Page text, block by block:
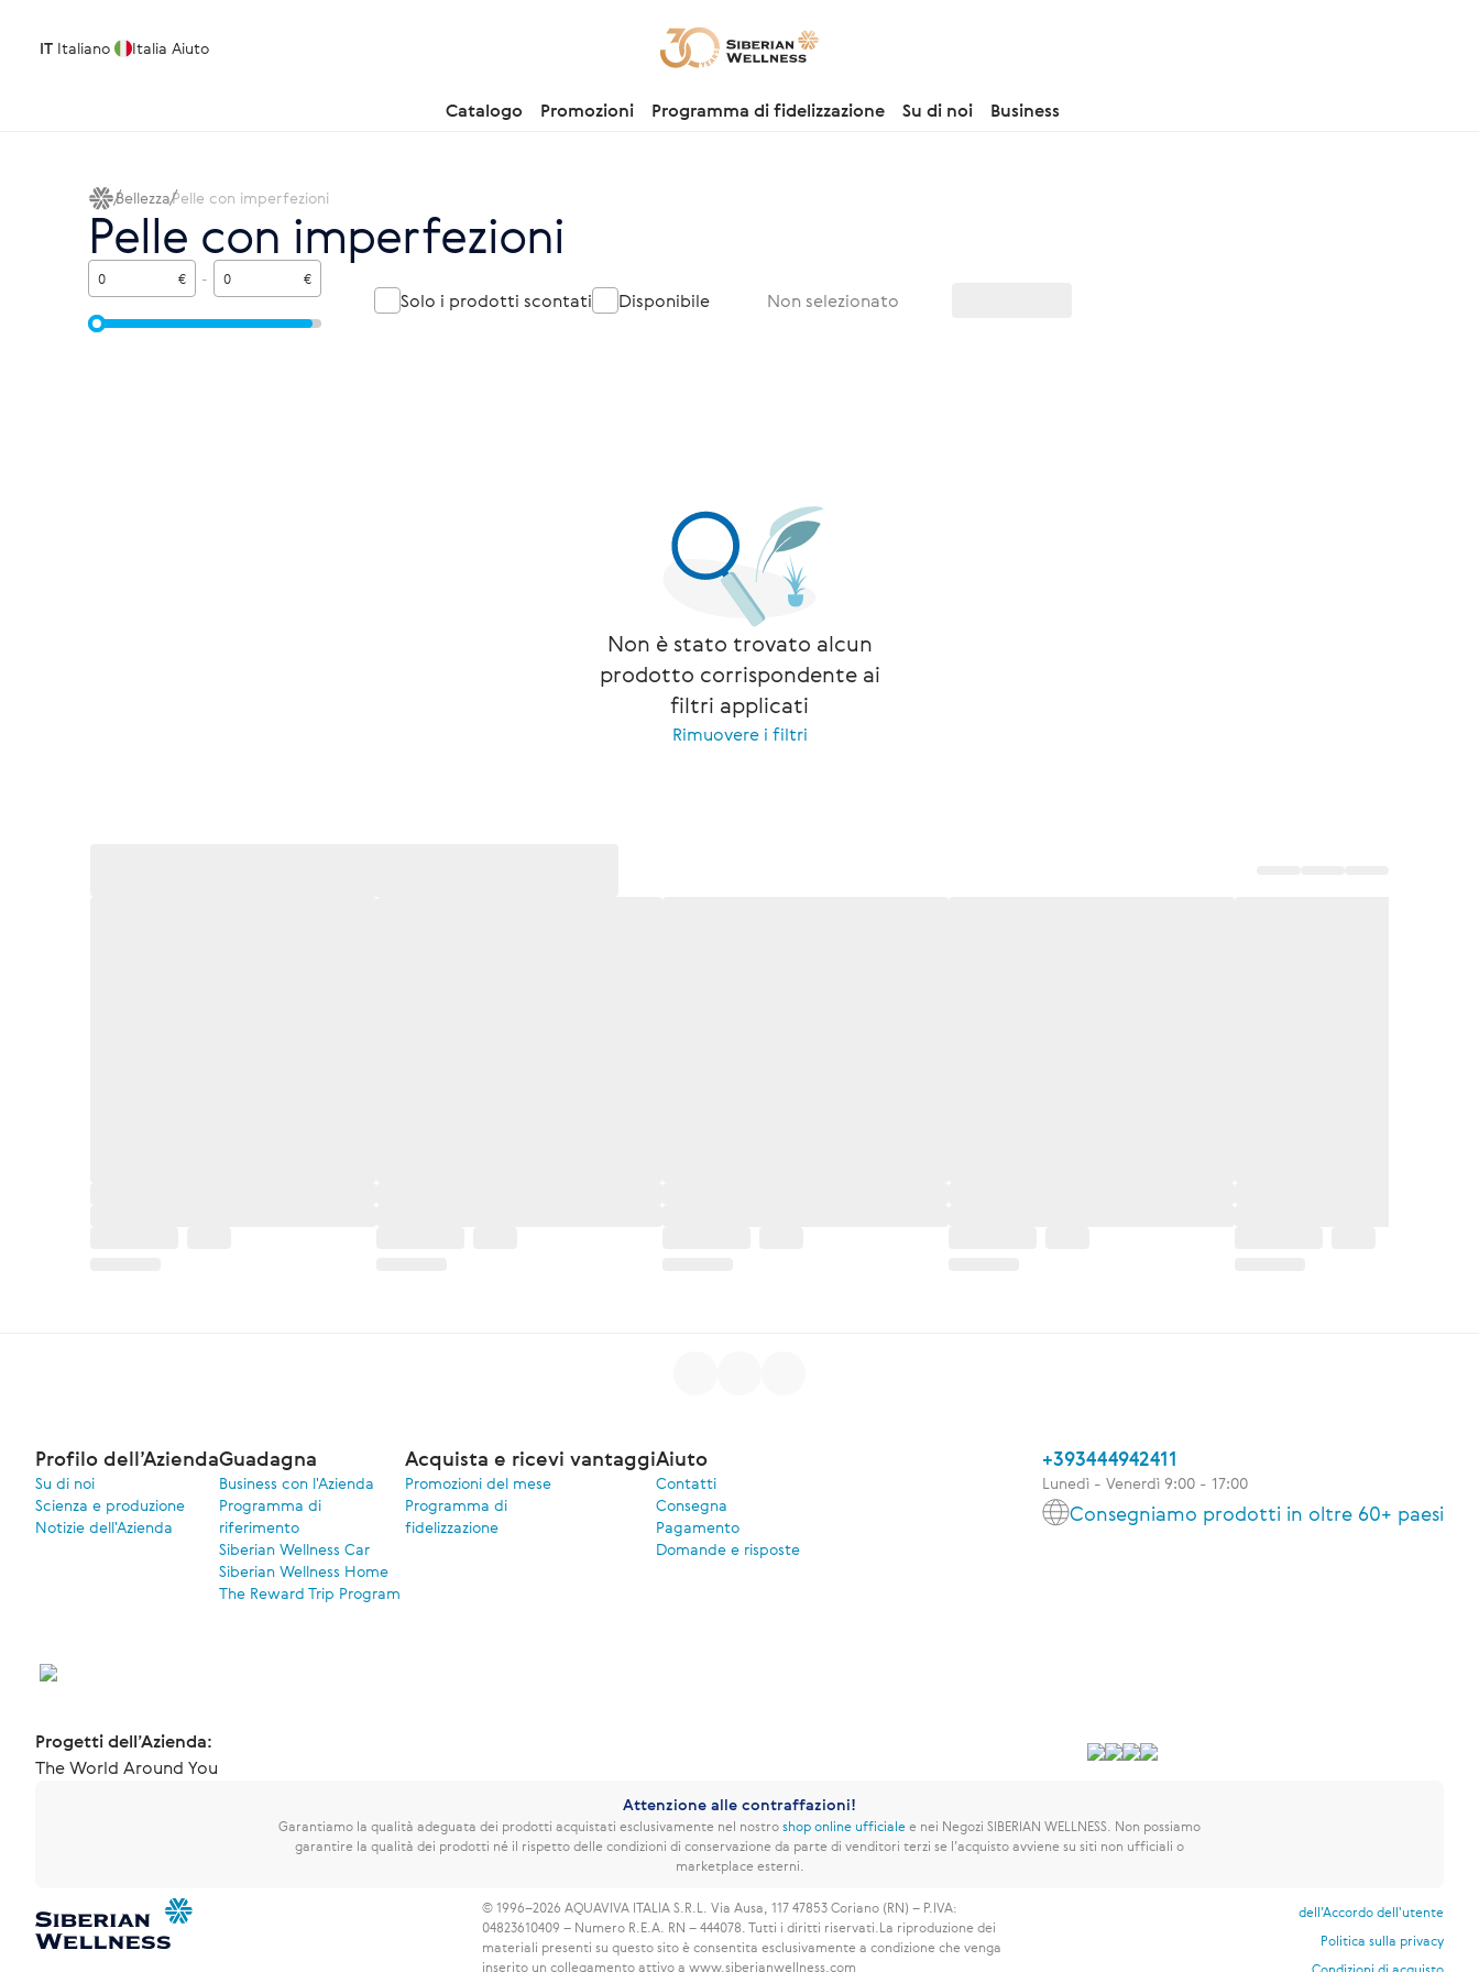
IT Italiano Italia Aiuto
Catalogo Promozioni Programma di fidelizzazione Su di noi Business
BellezzaPelle con imperfezioni
Pelle con imperfezioni
Non selezionato
€ - €
Solo i prodotti scontati Disponibile
Non è stato trovato alcun
prodotto corrispondente ai
filtri applicati
Rimuovere i filtri
Profilo dell’Azienda
Su di noi
Scienza e produzione
Notizie dell'Azienda
Guadagna
Business con l'Azienda
Programma di
riferimento
Siberian Wellness Car
Siberian Wellness Home
The Reward Trip Program
Acquista e ricevi vantaggi
Promozioni del mese
Programma di
fidelizzazione
Aiuto
Contatti
Consegna
Pagamento
Domande e risposte
+393444942411
Lunedì - Venerdì 9:00 - 17:00
Consegniamo prodotti in oltre 60+ paesi
Progetti dell’Azienda:
The World Around You
Attenzione alle contraffazioni!
Garantiamo la qualità adeguata dei prodotti acquistati esclusivamente nel nostroshop online ufficialee nei Negozi SIBERIAN WELLNESS. Non possiamo
garantire la qualità dei prodotti né il rispetto delle condizioni di conservazione da parte di venditori terzi se l’acquisto avviene su siti non ufficiali o
marketplace esterni.
© 1996–2026 AQUAVIVA ITALIA S.R.L. Via Ausa, 117 47853 Coriano (RN) – P.IVA:
04823610409 – Numero R.E.A. RN – 444078. Tutti i diritti riservati. La riproduzione dei
materiali presenti su questo sito è consentita esclusivamente a condizione che venga
inserito un collegamento attivo a www.siberianwellness.com
dell’Accordo dell'utente
Politica sulla privacy